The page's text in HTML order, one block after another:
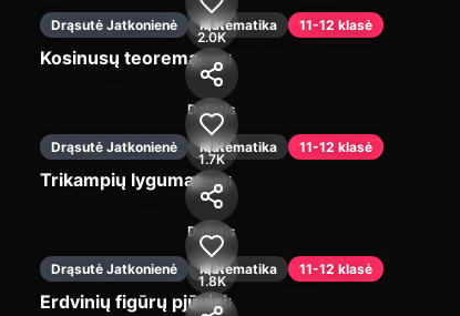
Įjungti
Drąsutė Jatkonienė Matematika 11-12 klasė
Kosinusų teorema
2.0K
Dalintis
Įjungti
Drąsutė Jatkonienė Matematika 11-12 klasė
Trikampių lygumas
1.7K
Dalintis
Įjungti
Drąsutė Jatkonienė Matematika 11-12 klasė
Erdvinių figūrų pjūviai
1.8K